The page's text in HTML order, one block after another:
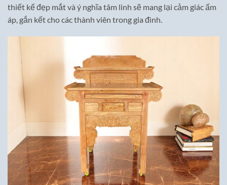
thiết kế đẹp mắt và ý nghĩa tâm linh sẽ mang lại cảm giác ấm
áp, gắn kết cho các thành viên trong gia đình.